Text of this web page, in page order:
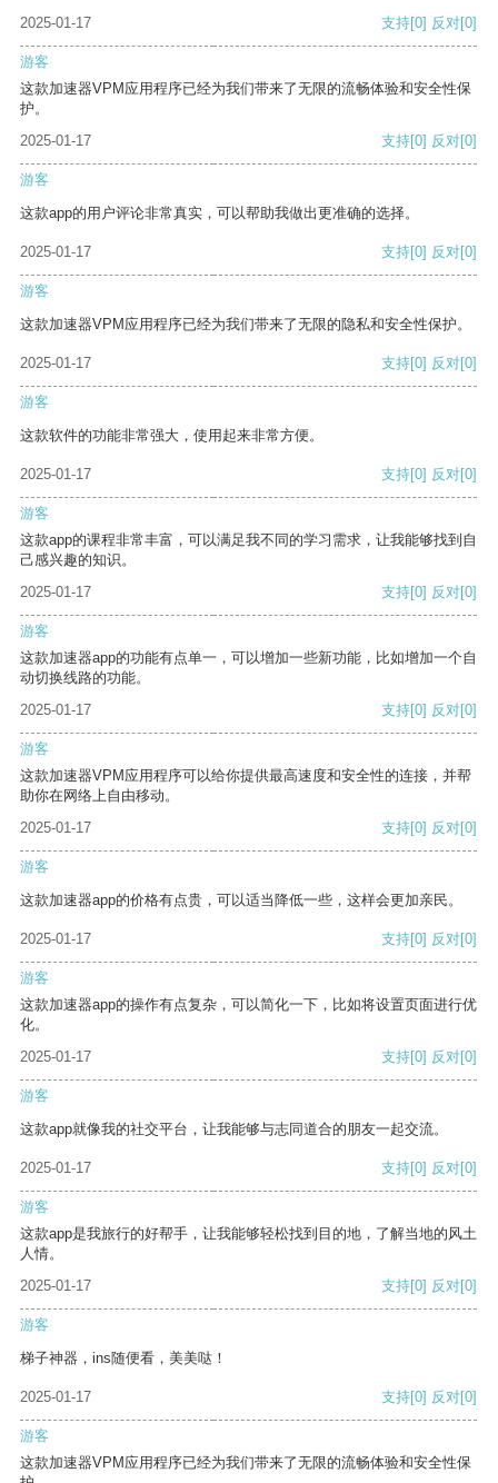
2025-01-17 支持[0] 反对[0]
游客
这款加速器VPM应用程序已经为我们带来了无限的流畅体验和安全性保
护。
2025-01-17
支持[0] 反对[0]
游客
这款app的用户评论非常真实，可以帮助我做出更准确的选择。
2025-01-17 支持[0] 反对[0]
游客
这款加速器VPM应用程序已经为我们带来了无限的隐私和安全性保护。
2025-01-17 支持[0] 反对[0]
游客
这款软件的功能非常强大，使用起来非常方便。
2025-01-17 支持[0] 反对[0]
游客
这款app的课程非常丰富，可以满足我不同的学习需求，让我能够找到自
己感兴趣的知识。
2025-01-17
支持[0] 反对[0]
游客
这款加速器app的功能有点单一，可以增加一些新功能，比如增加一个自
动切换线路的功能。
2025-01-17
支持[0] 反对[0]
游客
这款加速器VPM应用程序可以给你提供最高速度和安全性的连接，并帮
助你在网络上自由移动。
2025-01-17
支持[0] 反对[0]
游客
这款加速器app的价格有点贵，可以适当降低一些，这样会更加亲民。
2025-01-17 支持[0] 反对[0]
游客
这款加速器app的操作有点复杂，可以简化一下，比如将设置页面进行优
化。
2025-01-17
支持[0] 反对[0]
游客
这款app就像我的社交平台，让我能够与志同道合的朋友一起交流。
2025-01-17 支持[0] 反对[0]
游客
这款app是我旅行的好帮手，让我能够轻松找到目的地，了解当地的风土
人情。
2025-01-17
支持[0] 反对[0]
游客
梯子神器，ins随便看，美美哒！
2025-01-17 支持[0] 反对[0]
游客
这款加速器VPM应用程序已经为我们带来了无限的流畅体验和安全性保